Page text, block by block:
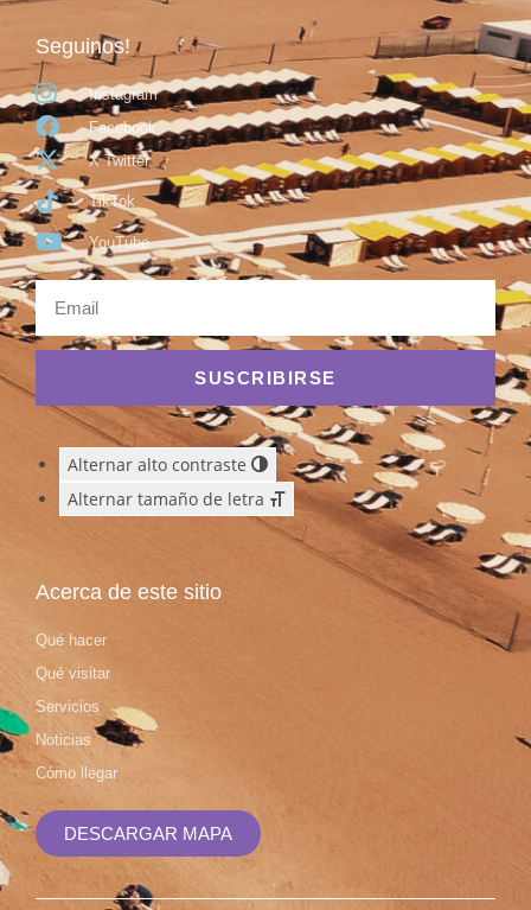
Seguinos!
Instagram
Facebook
X Twitter
TikTok
YouTube
SUSCRIBIRSE
Alternar alto contraste
Alternar tamaño de letra
Acerca de este sitio
Qué hacer
Qué visitar
Servicios
Noticias
Cómo llegar
DESCARGAR MAPA